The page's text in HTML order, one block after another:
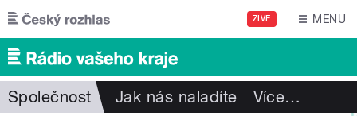
Přejít k hlavnímu obsahu
ŽIVĚ MENU
Společnost Jak nás naladíte Více…